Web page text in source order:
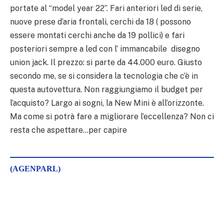
portate al “model year 22”. Fari anteriori led di serie,
nuove prese d’aria frontali, cerchi da 18 ( possono
essere montati cerchi anche da 19 pollici) e fari
posteriori sempre a led con l’ immancabile disegno
union jack. Il prezzo: si parte da 44.000 euro. Giusto
secondo me, se si considera la tecnologia che c’è in
questa autovettura. Non raggiungiamo il budget per
l’acquisto? Largo ai sogni, la New Mini è all’orizzonte.
Ma come si potrà fare a migliorare l’eccellenza? Non ci
resta che aspettare…per capire
(AGENPARL)